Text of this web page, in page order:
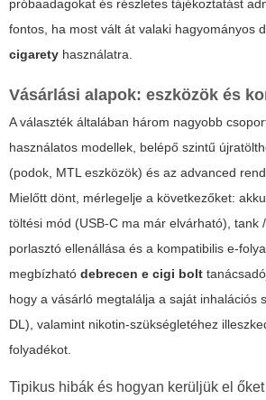
próbaadagokat és részletes tájékoztatást
fontos, ha most vált át valaki hagyományos
cigarety használatra.
Vásárlási alapok: eszközök és
A választék általában három nagyobb
használatos modellek, belépő szintű
(podok, MTL eszközök) és az advanced
Mielőtt dönt, mérlegelje a következőket:
töltési mód (USB-C ma már elvárható), tank
porlasztó ellenállása és a kompatibilis e-
megbízható debrecen e cigi bolt
hogy a vásárló megtalálja a saját inhalációs
DL), valamint nikotin-szükségletéhez
folyadékot.
Tipikus hibák és hogyan kerüljük el őket